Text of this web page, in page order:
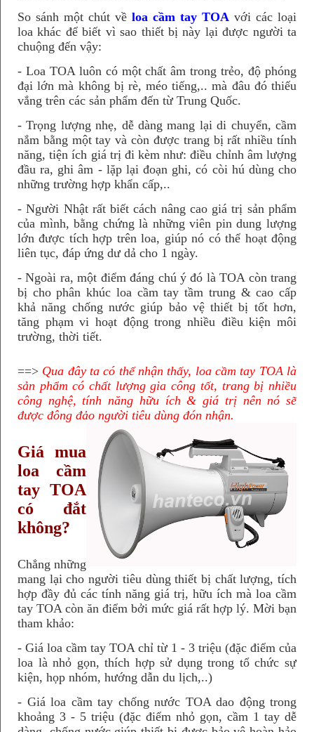
So sánh một chút về loa cầm tay TOA với các loại
loa khác để biết vì sao thiết bị này lại được người ta
chuộng đến vậy:
- Loa TOA luôn có một chất âm trong trẻo, độ phóng
đại lớn mà không bị rè, méo tiếng,.. mà đâu đó thiếu
vắng trên các sản phẩm đến từ Trung Quốc.
- Trọng lượng nhẹ, dễ dàng mang lại di chuyển, cầm
nắm bằng một tay và còn được trang bị rất nhiều tính
năng, tiện ích giá trị đi kèm như: điều chỉnh âm lượng
đầu ra, ghi âm - lặp lại đoạn ghi, có còi hú dùng cho
những trường hợp khẩn cấp,..
- Người Nhật rất biết cách nâng cao giá trị sản phẩm
của mình, bằng chứng là những viên pin dung lượng
lớn được tích hợp trên loa, giúp nó có thể hoạt động
liên tục, đáp ứng dư dả cho 1 ngày.
- Ngoài ra, một điểm đáng chú ý đó là TOA còn trang
bị cho phân khúc loa cầm tay tầm trung & cao cấp
khả năng chống nước giúp bảo vệ thiết bị tốt hơn,
tăng phạm vi hoạt động trong nhiều điều kiện môi
trường, thời tiết.
==> Qua đây ta có thể nhận thấy, loa cầm tay TOA là
sản phẩm có chất lượng gia công tốt, trang bị nhiều
công nghệ, tính năng hữu ích & giá trị nên nó sẽ
được đông đảo người tiêu dùng đón nhận.
Giá mua
loa cầm
tay TOA
có đắt
không?
Chẳng những
mang lại cho người tiêu dùng thiết bị chất lượng, tích
hợp đầy đủ các tính năng giá trị, hữu ích mà loa cầm
tay TOA còn ăn điểm bởi mức giá rất hợp lý. Mời bạn
tham khảo:
- Giá loa cầm tay TOA chỉ từ 1 - 3 triệu (đặc điểm của
loa là nhỏ gọn, thích hợp sử dụng trong tổ chức sự
kiện, họp nhóm, hướng dẫn du lịch,..)
- Giá loa cầm tay chống nước TOA dao động trong
khoảng 3 - 5 triệu (đặc điểm nhỏ gọn, cầm 1 tay dễ